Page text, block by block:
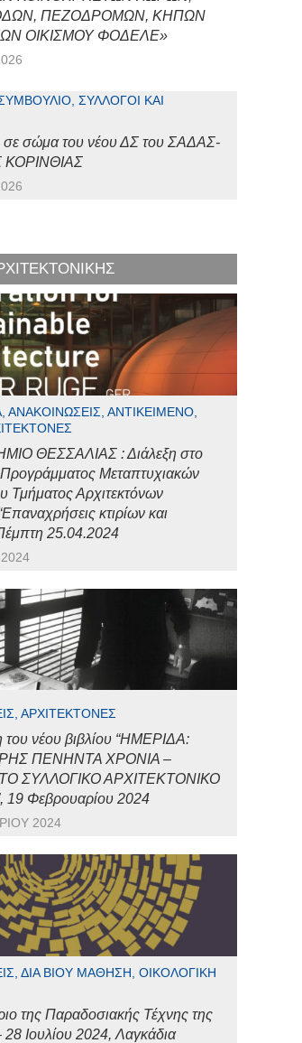
ΠΕΖΟΔΡΟΜΩΝ, ΚΗΠΩΝ
ΟΙΚΙΣΜΟΥ ΦΟΔΕΛΕ»
ΣΎΛΛΟΓΟΙ ΚΑΙ
σε σώμα του νέου ΔΣ του ΣΑΔΑΣ-
ΑΝΑΚΟΙΝΏΣΕΙΣ, ΑΝΤΙΚΕΊΜΕΝΟ,
ΘΕΣΣΑΛΙΑΣ : Διάλεξη στο
Προγράμματος Μεταπτυχιακών
Τμήματος Αρχιτεκτόνων
κτιρίων και
25.04.2024
ΑΡΧΙΤΈΚΤΟΝΕΣ
νέου βιβλίου “ΗΜΕΡΙΔΑ:
ΠΕΝΗΝΤΑ ΧΡΟΝΙΑ –
ΣΥΛΛΟΓΙΚΟ ΑΡΧΙΤΕΚΤΟΝΙΚΟ
19 Φεβρουαρίου 2024
2024
ΔΙΆ ΒΊΟΥ ΜΆΘΗΣΗ, ΟΙΚΟΛΟΓΙΚΉ
της Παραδοσιακής Τέχνης της
28 Ιουλίου 2024, Λαγκάδια